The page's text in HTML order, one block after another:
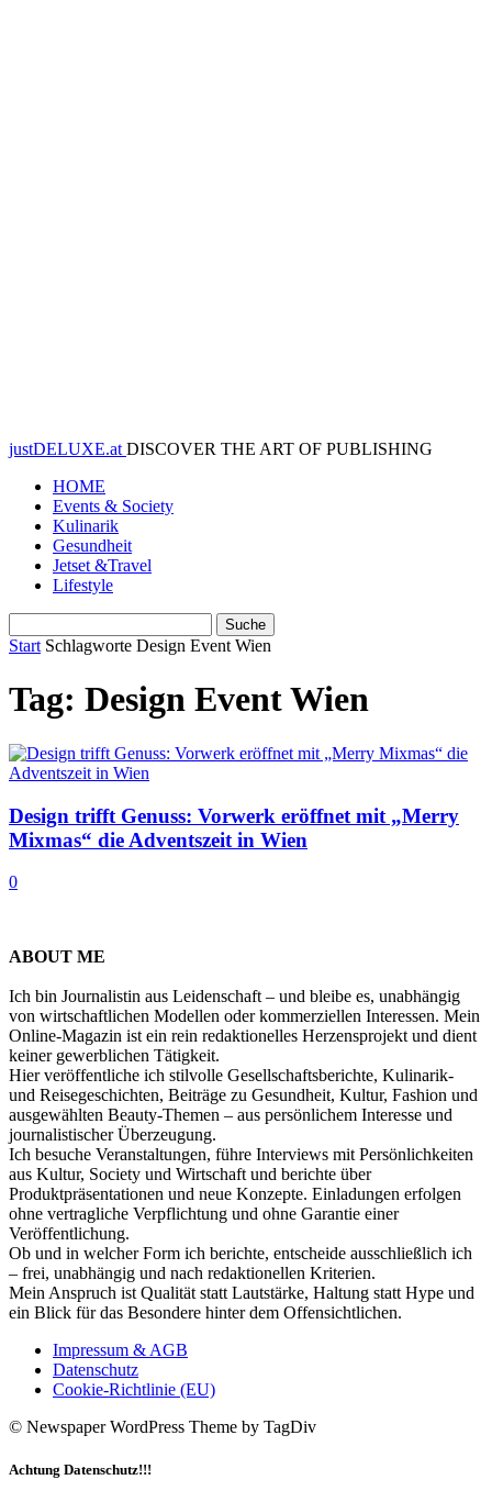
justDELUXE.at DISCOVER THE ART OF PUBLISHING
HOME
Events & Society
Kulinarik
Gesundheit
Jetset &Travel
Lifestyle
Start Schlagworte Design Event Wien
Tag: Design Event Wien
Design trifft Genuss: Vorwerk eröffnet mit „Merry
Mixmas“ die Adventszeit in Wien
0
ABOUT ME
Ich bin Journalistin aus Leidenschaft – und bleibe es, unabhängig
von wirtschaftlichen Modellen oder kommerziellen Interessen. Mein
Online-Magazin ist ein rein redaktionelles Herzensprojekt und dient
keiner gewerblichen Tätigkeit.
Hier veröffentliche ich stilvolle Gesellschaftsberichte, Kulinarik-
und Reisegeschichten, Beiträge zu Gesundheit, Kultur, Fashion und
ausgewählten Beauty-Themen – aus persönlichem Interesse und
journalistischer Überzeugung.
Ich besuche Veranstaltungen, führe Interviews mit Persönlichkeiten
aus Kultur, Society und Wirtschaft und berichte über
Produktpräsentationen und neue Konzepte. Einladungen erfolgen
ohne vertragliche Verpflichtung und ohne Garantie einer
Veröffentlichung.
Ob und in welcher Form ich berichte, entscheide ausschließlich ich
– frei, unabhängig und nach redaktionellen Kriterien.
Mein Anspruch ist Qualität statt Lautstärke, Haltung statt Hype und
ein Blick für das Besondere hinter dem Offensichtlichen.
Impressum & AGB
Datenschutz
Cookie-Richtlinie (EU)
© Newspaper WordPress Theme by TagDiv
Achtung Datenschutz!!!